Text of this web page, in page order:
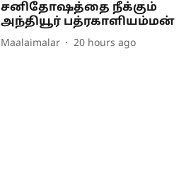
சனிதோஷத்தை நீக்கும்
அந்தியூர் பத்ரகாளியம்மன்
Maalaimalar 20 hours ago